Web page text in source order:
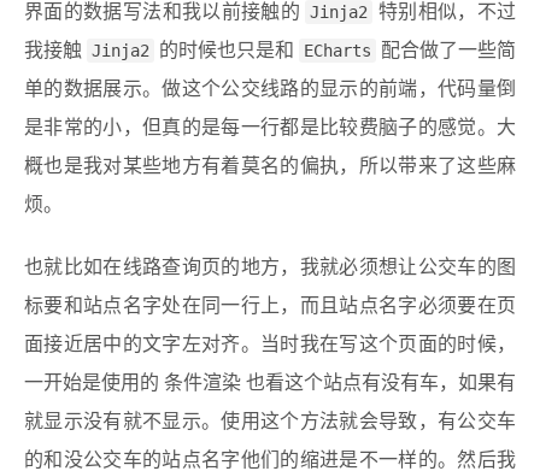
界面的数据写法和我以前接触的 Jinja2
特别相似，不过
我接触 Jinja2 的时候也只是和 ECharts
配合做了一些简
单的数据展示。做这个公交线路的显示的前端，代码量倒
是非常的小，但真的是每一行都是比较费脑子的感觉。大
概也是我对某些地方有着莫名的偏执，所以带来了这些麻
烦。
也就比如在线路查询页的地方，我就必须想让公交车的图
标要和站点名字处在同一行上，而且站点名字必须要在页
面接近居中的文字左对齐。当时我在写这个页面的时候，
一开始是使用的 条件渲染 也看这个站点有没有车，如果有
就显示没有就不显示。使用这个方法就会导致，有公交车
的和没公交车的站点名字他们的缩进是不一样的。然后我